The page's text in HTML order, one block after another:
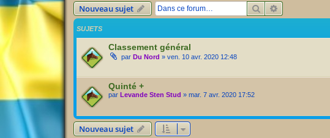
Nouveau sujet Rechercher
SUJETS
Classement général
par Du Nord » ven. 10 avr. 2020 12:48
Quinté +
par Levande Sten Stud » mar. 7 avr. 2020 17:52
Nouveau sujet